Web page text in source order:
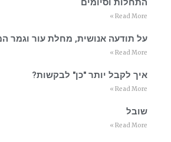
התחלות וסיומים
Read More »
על תודעה אנושית, מחלת עור וגמר
Read More »
איך לקבל יותר "כן" לבקשות?
Read More »
שובל
Read More »